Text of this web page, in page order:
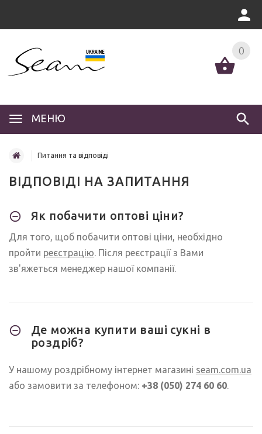
МЕНЮ
0
Питання та відповіді
ВІДПОВІДІ НА ЗАПИТАННЯ
Як побачити оптові ціни?
Для того, щоб побачити оптові ціни, необхідно
пройти реєстрацію. Після реєстрації з Вами
зв'яжеться менеджер нашої компанії.
Де можна купити ваші сукні в
роздріб?
У нашому роздрібному інтернет магазині seam.com.ua
або замовити за телефоном: +38 (050) 274 60 60.